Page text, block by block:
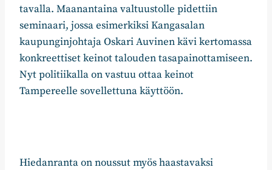
tavalla. Maanantaina valtuustolle pidettiin
seminaari, jossa esimerkiksi Kangasalan
kaupunginjohtaja Oskari Auvinen kävi kertomassa
konkreettiset keinot talouden tasapainottamiseen.
Nyt politiikalla on vastuu ottaa keinot
Tampereelle sovellettuna käyttöön.
Hiedanranta on noussut myös haastavaksi